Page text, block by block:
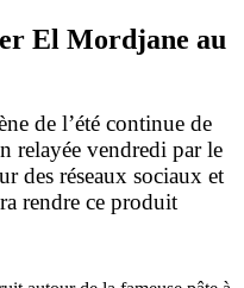
El Mordjane au
de l’été continue de
relayée vendredi par le
des réseaux sociaux et
rendre ce produit